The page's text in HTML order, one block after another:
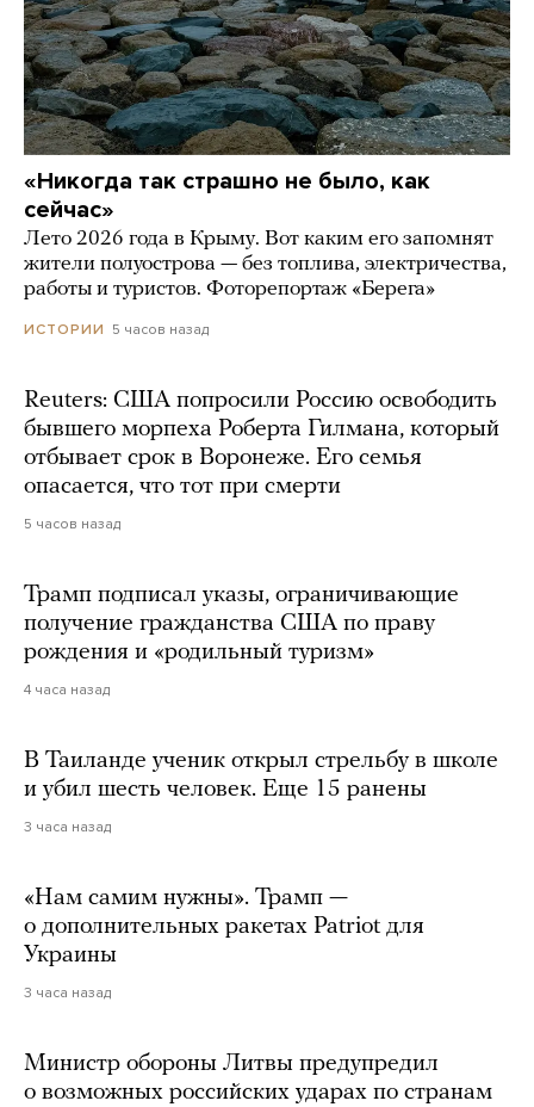
«Никогда так страшно не было, как
сейчас»
Лето 2026 года в Крыму. Вот каким его запомнят
жители полуострова — без топлива, электричества,
работы и туристов. Фоторепортаж «Берега»
ИСТОРИИ 5 часов назад
Reuters: США попросили Россию освободить
бывшего морпеха Роберта Гилмана, который
отбывает срок в Воронеже. Его семья
опасается, что тот при смерти
5 часов назад
Трамп подписал указы, ограничивающие
получение гражданства США по праву
рождения и «родильный туризм»
4 часа назад
В Таиланде ученик открыл стрельбу в школе
и убил шесть человек. Еще 15 ранены
3 часа назад
«Нам самим нужны». Трамп —
о дополнительных ракетах Patriot для
Украины
3 часа назад
Министр обороны Литвы предупредил
о возможных российских ударах по странам